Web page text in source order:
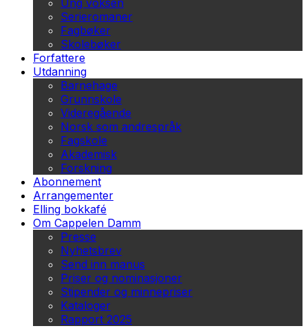
Ung voksen
Serieromaner
Fagbøker
Skolebøker
Forfattere
Utdanning
Barnehage
Grunnskole
Videregående
Norsk som andrespråk
Fagskole
Akademisk
Forskning
Abonnement
Arrangementer
Elling bokkafé
Om Cappelen Damm
Presse
Nyhetsbrev
Send inn manus
Priser og nominasjoner
Stipender og minnepriser
Kataloger
Rapport 2025